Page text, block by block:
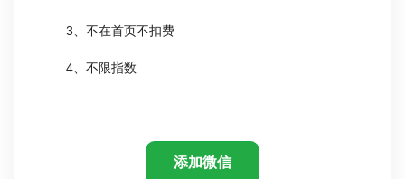
3、不在首页不扣费
4、不限指数
添加微信